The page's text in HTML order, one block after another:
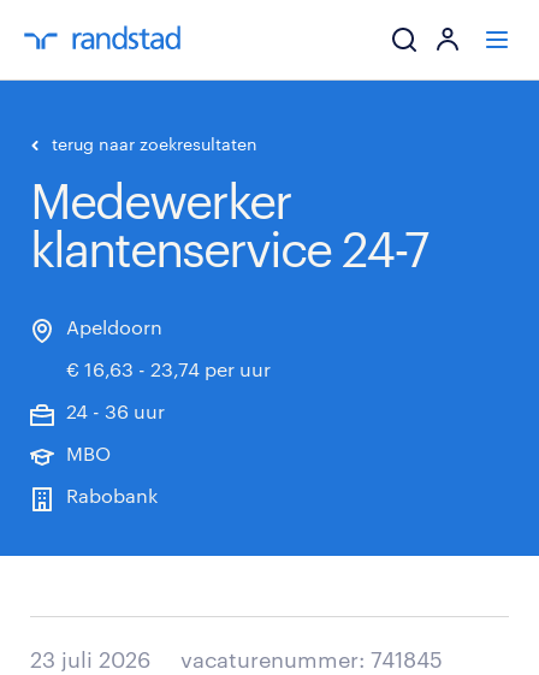
mijn carrière
terug naar zoekresultaten
Medewerker
klantenservice 24-7
Apeldoorn
€ 16,63 - 23,74 per uur
24 - 36 uur
MBO
Rabobank
23 juli 2026 vacaturenummer: 741845